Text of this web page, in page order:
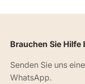
Brauchen Sie Hilfe
Senden Sie uns
WhatsApp.